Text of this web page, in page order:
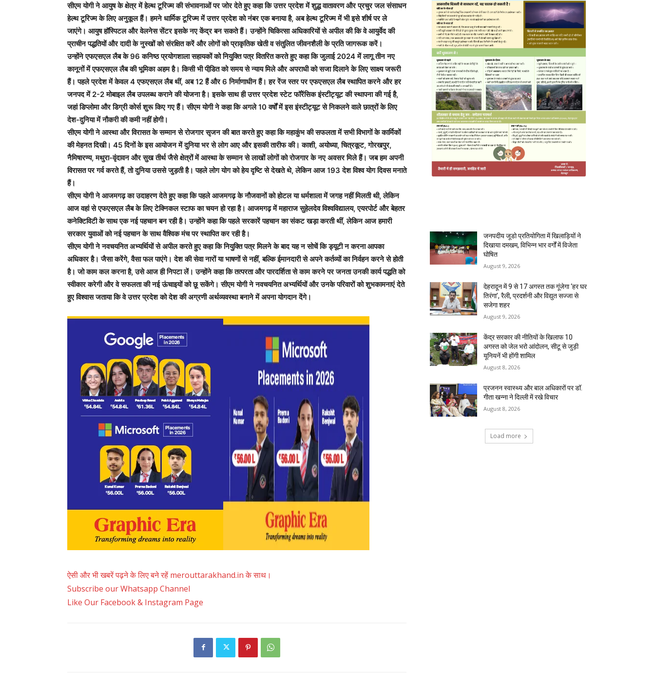
सीएम योगी ने आयुष के क्षेत्र में हेल्थ टूरिज्म की संभावनाओं पर जोर देते हुए कहा कि उत्तर प्रदेश में शुद्ध वातावरण और प्रचुर जल संसाधन
हेल्थ टूरिज्म के लिए अनुकूल हैं। हमने धार्मिक टूरिज्म में उत्तर प्रदेश को नंबर एक बनाया है, अब हेल्थ टूरिज्म में भी इसे शीर्ष पर ले
जाएंगे। आयुष हॉस्पिटल और वेलनेस सेंटर इसके नए केंद्र बन सकते हैं। उन्होंने चिकित्सा अधिकारियों से अपील की कि वे आयुर्वेद की
प्राचीन पद्धतियों और दादी के नुस्खों को संरक्षित करें और लोगों को प्राकृतिक खेती व संतुलित जीवनशैली के प्रति जागरूक करें।
उन्होंने एफएसएल लैब के 96 कनिष्ठ प्रयोगशाला सहायकों को नियुक्ति पत्र वितरित करते हुए कहा कि जुलाई 2024 में लागू तीन नए
कानूनों में एफएसएल लैब की भूमिका अहम है। किसी भी पीडि़त को समय से न्याय मिले और अपराधी को सजा दिलाने के लिए साक्ष्य जरूरी
हैं। पहले प्रदेश में केवल 4 एफएसएल लैब थीं, अब 12 हैं और 6 निर्माणाधीन हैं। हर रेंज स्तर पर एफएसएल लैब स्थापित करने और हर
जनपद में 2-2 मोबाइल लैब उपलब्ध कराने की योजना है। इसके साथ ही उत्तर प्रदेश स्टेट फॉरेंसिक इंस्टीट्यूट की स्थापना की गई है,
जहां डिप्लोमा और डिग्री कोर्स शुरू किए गए हैं। सीएम योगी ने कहा कि अगले 10 वर्षों में इस इंस्टीट्यूट से निकलने वाले छात्रों के लिए
देश-दुनिया में नौकरी की कमी नहीं होगी।
सीएम योगी ने आस्था और विरासत के सम्मान से रोजगार सृजन की बात करते हुए कहा कि महाकुंभ की सफलता में सभी विभागों के कार्मिकों
की मेहनत दिखी। 45 दिनों के इस आयोजन में दुनिया भर से लोग आए और इसकी तारीफ की। काशी, अयोध्या, चित्रकूट, गोरखपुर,
नैमिषारण्य, मथुरा-वृंदावन और सुख तीर्थ जैसे क्षेत्रों में आस्था के सम्मान से लाखों लोगों को रोजगार के नए अवसर मिले हैं। जब हम अपनी
विरासत पर गर्व करते हैं, तो दुनिया उससे जुड़ती है। पहले लोग योग को हेय दृष्टि से देखते थे, लेकिन आज 193 देश विश्व योग दिवस मनाते
हैं।
सीएम योगी ने आजमगढ़ का उदाहरण देते हुए कहा कि पहले आजमगढ़ के नौजवानों को होटल या धर्मशाला में जगह नहीं मिलती थी, लेकिन
आज वहां से एफएसएल लैब के लिए टेक्निकल स्टाफ का चयन हो रहा है। आजमगढ़ में महाराज सुहेलदेव विश्वविद्यालय, एयरपोर्ट और बेहतर
कनेक्टिविटी के साथ एक नई पहचान बन रही है। उन्होंने कहा कि पहले सरकारें पहचान का संकट खड़ा करती थीं, लेकिन आज हमारी
सरकार युवाओं को नई पहचान के साथ वैश्विक मंच पर स्थापित कर रही है।
सीएम योगी ने नवचयनित अभ्यर्थियों से अपील करते हुए कहा कि नियुक्ति पत्र मिलने के बाद यह न सोचें कि ड्यूटी न करना आपका
अधिकार है। जैसा करेंगे, वैसा फल पाएंगे। देश की सेवा नारों या भाषणों से नहीं, बल्कि ईमानदारी से अपने कर्तव्यों का निर्वहन करने से होती
है। जो काम कल करना है, उसे आज ही निपटा लें। उन्होंने कहा कि तत्परता और पारदर्शिता से काम करने पर जनता उनकी कार्य पद्धति को
स्वीकार करेगी और वे सफलता की नई ऊंचाइयों को छू सकेंगे। सीएम योगी ने नवचयनित अभ्यर्थियों और उनके परिवारों को शुभकामनाएं देते
हुए विश्वास जताया कि वे उत्तर प्रदेश को देश की अग्रणी अर्थव्यवस्था बनाने में अपना योगदान देंगे।
ऐसी और भी खबरें पढ़ने के लिए बने रहें merouttarakhand.in के साथ।
Subscribe our Whatsapp Channel
Like Our Facebook & Instagram Page
जनपदीय जूडो प्रतियोगिता में खिलाड़ियों ने
दिखाया दमखम, विभिन्न भार वर्गों में विजेता
घोषित
August 9, 2026
देहरादून में 9 से 17 अगस्त तक गूंजेगा ‘हर घर
तिरंगा’, रैली, प्रदर्शनी और विद्युत सज्जा से
सजेगा शहर
August 9, 2026
केंद्र सरकार की नीतियों के खिलाफ 10
अगस्त को जेल भरो आंदोलन, सीटू से जुड़ी
यूनियनें भी होंगी शामिल
August 8, 2026
प्रजनन स्वास्थ्य और बाल अधिकारों पर डॉ.
गीता खन्ना ने दिल्ली में रखे विचार
August 8, 2026
Load more